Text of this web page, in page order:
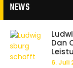
NEWS
Dan
6. Juli